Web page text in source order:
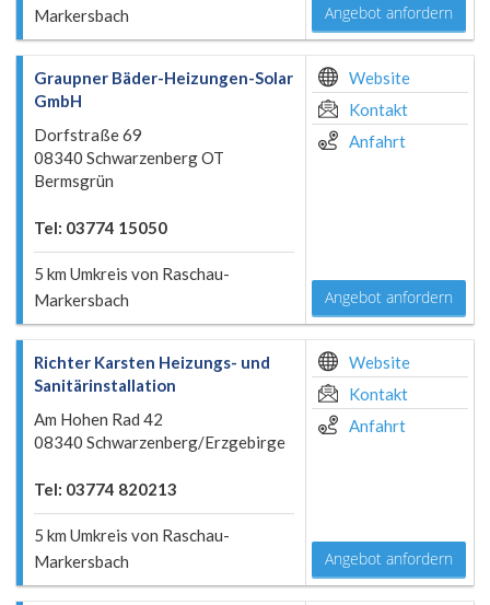
Markersbach
Angebot anfordern
Graupner Bäder-Heizungen-Solar
GmbH
Dorfstraße 69
08340 Schwarzenberg OT
Bermsgrün
Tel: 03774 15050
5 km Umkreis von Raschau-
Markersbach
Website
Kontakt
Anfahrt
Angebot anfordern
Richter Karsten Heizungs- und
Sanitärinstallation
Am Hohen Rad 42
08340 Schwarzenberg/Erzgebirge
Tel: 03774 820213
5 km Umkreis von Raschau-
Markersbach
Website
Kontakt
Anfahrt
Angebot anfordern